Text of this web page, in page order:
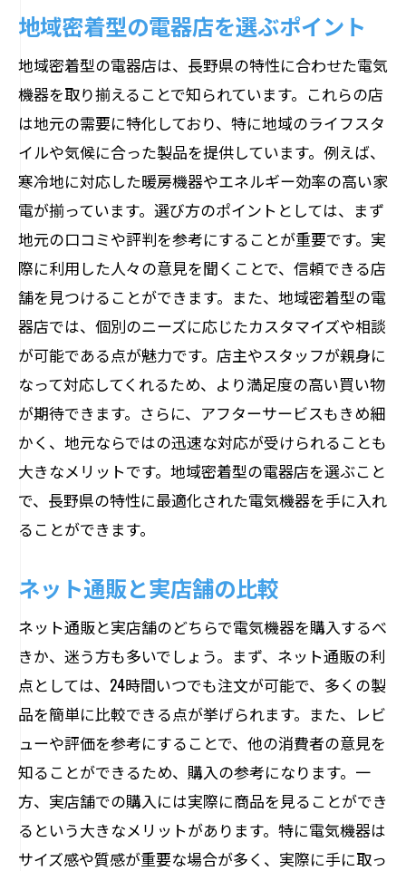
地域密着型の電器店を選ぶポイント
地域密着型の電器店は、長野県の特性に合わせた電気
機器を取り揃えることで知られています。これらの店
は地元の需要に特化しており、特に地域のライフスタ
イルや気候に合った製品を提供しています。例えば、
寒冷地に対応した暖房機器やエネルギー効率の高い家
電が揃っています。選び方のポイントとしては、まず
地元の口コミや評判を参考にすることが重要です。実
際に利用した人々の意見を聞くことで、信頼できる店
舗を見つけることができます。また、地域密着型の電
器店では、個別のニーズに応じたカスタマイズや相談
が可能である点が魅力です。店主やスタッフが親身に
なって対応してくれるため、より満足度の高い買い物
が期待できます。さらに、アフターサービスもきめ細
かく、地元ならではの迅速な対応が受けられることも
大きなメリットです。地域密着型の電器店を選ぶこと
で、長野県の特性に最適化された電気機器を手に入れ
ることができます。
ネット通販と実店舗の比較
ネット通販と実店舗のどちらで電気機器を購入するべ
きか、迷う方も多いでしょう。まず、ネット通販の利
点としては、24時間いつでも注文が可能で、多くの製
品を簡単に比較できる点が挙げられます。また、レビ
ューや評価を参考にすることで、他の消費者の意見を
知ることができるため、購入の参考になります。一
方、実店舗での購入には実際に商品を見ることができ
るという大きなメリットがあります。特に電気機器は
サイズ感や質感が重要な場合が多く、実際に手に取っ